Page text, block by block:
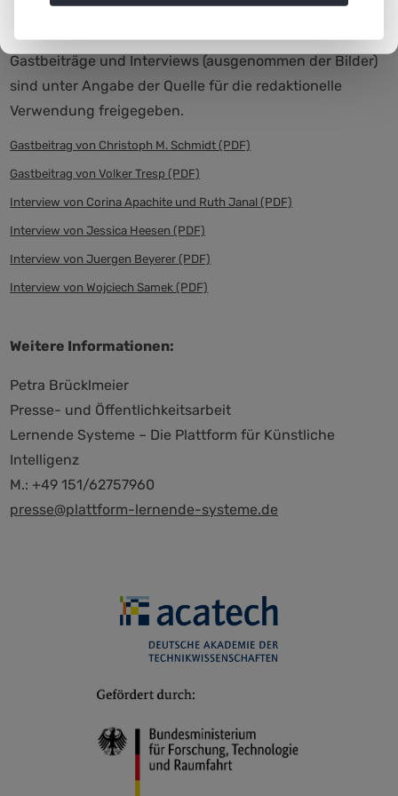
Gastbeiträge und Interviews (ausgenommen der Bilder)
sind unter Angabe der Quelle für die redaktionelle
Verwendung freigegeben.
Gastbeitrag von Christoph M. Schmidt (PDF)
Gastbeitrag von Volker Tresp (PDF)
Interview von Corina Apachite und Ruth Janal (PDF)
Interview von Jessica Heesen (PDF)
Interview von Juergen Beyerer (PDF)
Interview von Wojciech Samek (PDF)
Weitere Informationen:
Petra Brücklmeier
Presse- und Öffentlichkeitsarbeit
Lernende Systeme – Die Plattform für Künstliche
Intelligenz
M.: +49 151/62757960
presse@plattform-lernende-systeme.de